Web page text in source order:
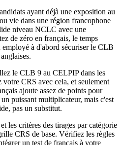
ayant déjà une exposition au
vie dans une région francophone
niveau NCLC avec une
de zéro en français, le temps
à d'abord sécuriser le CLB
le CLB 9 au CELPIP dans les
CRS avec cela, et seulement
ajoute assez de points pour
puissant multiplicateur, mais c'est
pas un substitut.
les critères des tirages par catégorie
CRS de base. Vérifiez les règles
un test de français à votre